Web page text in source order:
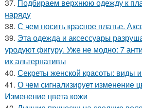
37. Подбираем верхнюю одежду к
наряду
38. С чем носить красное платье.
39. Эта одежда и аксессуары
уродуют фигуру. Уже не модно: 7
их альтернативы
40. Секреты женской красоты: виды
41. О чем сигнализирует изменение
Изменение цвета кожи